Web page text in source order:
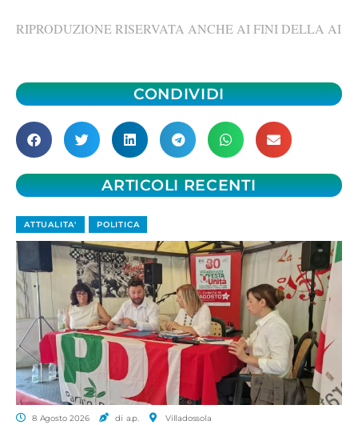
RIPRODUZIONE RISERVATA ANCHE AI FINI DELLA AI
CONDIVIDI
ARTICOLI RECENTI
ATTUALITA' POLITICA
8 Agosto 2026 di a.p. Villadossola